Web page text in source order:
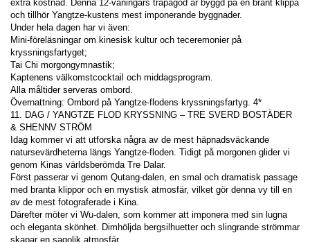
extra kostnad. Denna 12-våningars träpagod är byggd på en brant klippa
och tillhör Yangtze-kustens mest imponerande byggnader.
Under hela dagen har vi även:
Mini-föreläsningar om kinesisk kultur och teceremonier på
kryssningsfartyget;
Tai Chi morgongymnastik;
Kaptenens välkomstcocktail och middagsprogram.
Alla måltider serveras ombord.
Övernattning: Ombord på Yangtze-flodens kryssningsfartyg. 4*
11. DAG / YANGTZE FLOD KRYSSNING – TRE SVERD BOSTÄDER
& SHENNV STRÖM
Idag kommer vi att utforska några av de mest häpnadsväckande
natursevärdheterna längs Yangtze-floden. Tidigt på morgonen glider vi
genom Kinas världsberömda Tre Dalar.
Först passerar vi genom Qutang-dalen, en smal och dramatisk passage
med branta klippor och en mystisk atmosfär, vilket gör denna vy till en
av de mest fotograferade i Kina.
Därefter möter vi Wu-dalen, som kommer att imponera med sin lugna
och eleganta skönhet. Dimhöljda bergsilhuetter och slingrande strömmar
skapar en sagolik atmosfär.